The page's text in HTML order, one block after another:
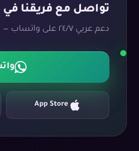
تواصل مع فريقنا في أقل
دعم عربي ٢٤/٧ على واتساب — رد فوري بدون انتظار.
App Store